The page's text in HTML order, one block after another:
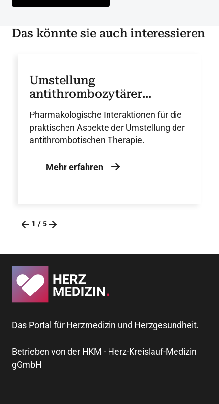
Das könnte sie auch interessieren
Umstellung
antithrombozytärer
Therapien: Interaktionen
und praktische
Durchführung – DGK
Pharmakologische Interaktionen für die
praktischen Aspekte der Umstellung der
antithrombotischen Therapie.
Mehr erfahren
1 / 5
Das Portal für Herzmedizin und Herzgesundheit.
Betrieben von der HKM - Herz-Kreislauf-Medizin
gGmbH